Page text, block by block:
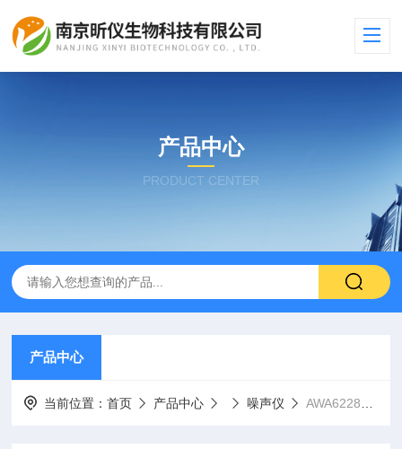
产品中心
PRODUCT CENTER
产品中心
当前位置：首页 产品中心 噪声仪 AWA6228+配置7爱华 噪音检测仪多功能声级计